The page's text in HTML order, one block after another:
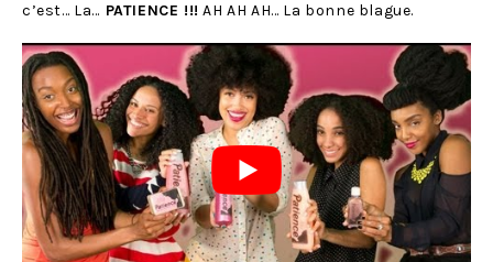
c’est… La… PATIENCE !!! AH AH AH… La bonne blague.